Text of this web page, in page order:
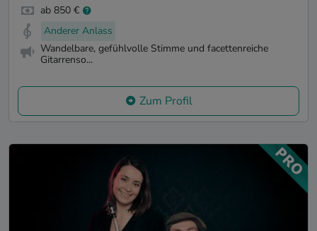
ab 850 €
Anderer Anlass
Wandelbare, gefühlvolle Stimme und facettenreiche
Gitarrenso...
Zum Profil